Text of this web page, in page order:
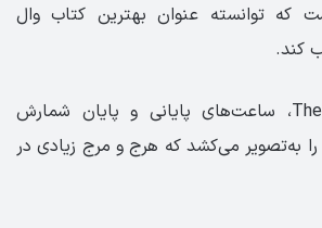
سال 2021 است که توانسته عنوان بهترین کتاب وال
کند.
کتاب The Dark Hours‏، ساعت‌های پایانی و پایان شمارش
به‌تصویر می‌کشد که هرج و مرج زیادی در